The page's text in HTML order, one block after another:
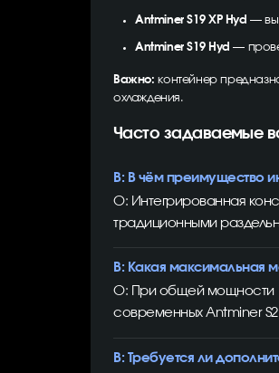
Antminer S19 XP Hyd —
Antminer S19 Hyd —
Важно: контейнер
охлаждения.
Часто задаваемые
В: В чём преимущество
О: Интегрированная
традиционными
В: Какая максимальная
О: При общей мощности
современных Antminer
В: Требуется ли